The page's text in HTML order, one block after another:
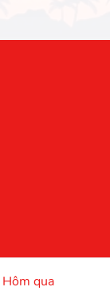
Hôm qua